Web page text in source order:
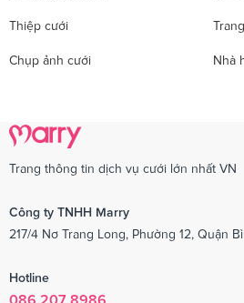
Thiệp cưới
Chụp ảnh cưới Nhà
Trang thông tin dịch vụ cưới lớn nhất VN
Công ty TNHH Marry
217/4 Nơ Trang Long, Phường 12, Quận
Hotline